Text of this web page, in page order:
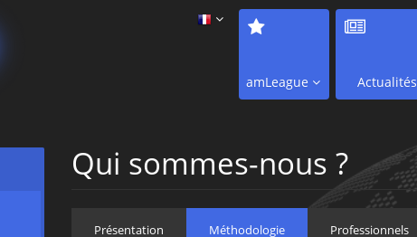
amLeague Actualités
Qui sommes-nous ?
Présentation Méthodologie Professionnels